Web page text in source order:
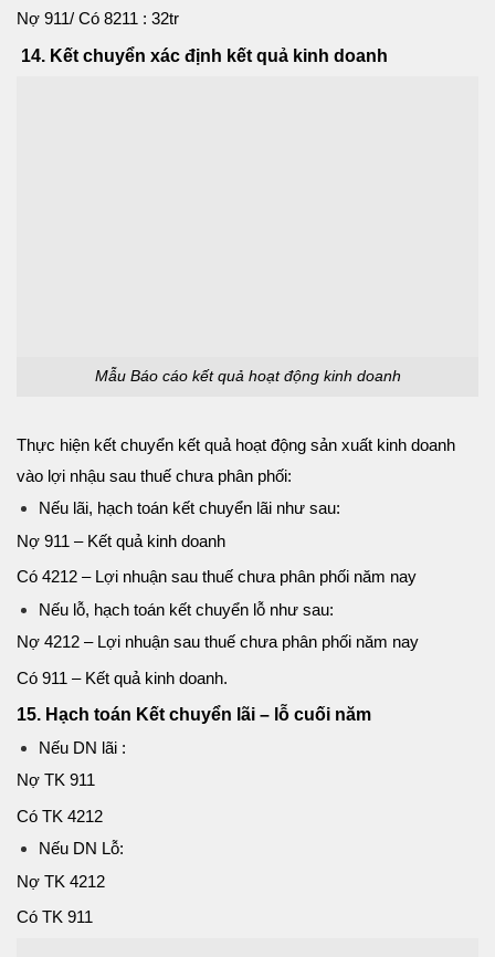
Nợ 911/ Có 8211 : 32tr
14. Kết chuyển xác định kết quả kinh doanh
Mẫu Báo cáo kết quả hoạt động kinh doanh
Thực hiện kết chuyển kết quả hoạt động sản xuất kinh doanh
vào lợi nhậu sau thuế chưa phân phối:
Nếu lãi, hạch toán kết chuyển lãi như sau:
Nợ 911 – Kết quả kinh doanh
Có 4212 – Lợi nhuận sau thuế chưa phân phối năm nay
Nếu lỗ, hạch toán kết chuyển lỗ như sau:
Nợ 4212 – Lợi nhuận sau thuế chưa phân phối năm nay
Có 911 – Kết quả kinh doanh.
15. Hạch toán Kết chuyển lãi – lỗ cuối năm
Nếu DN lãi :
Nợ TK 911
Có TK 4212
Nếu DN Lỗ:
Nợ TK 4212
Có TK 911